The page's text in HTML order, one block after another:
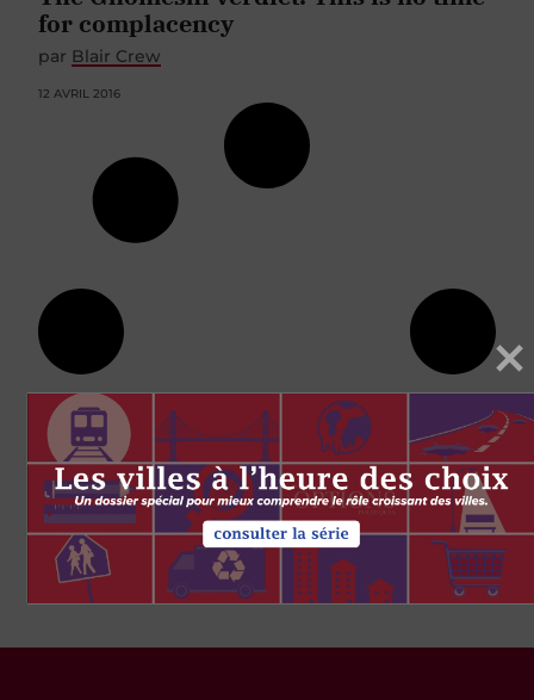
for complacency
par Blair Crew
12 AVRIL 2016